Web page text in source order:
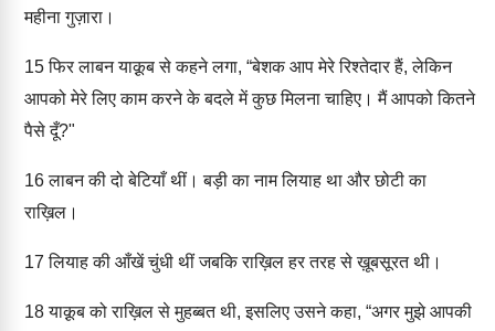
महीना गुज़ारा।
15फिर लाबन याक़ूब से कहने लगा, “बेशक आप मेरे रिश्तेदार हैं, लेकिन
आपको मेरे लिए काम करने के बदले में कुछ मिलना चाहिए। मैं आपको कितने
पैसे दूँ?"
16लाबन की दो बेटियाँ थीं। बड़ी का नाम लियाह था और छोटी का
राख़िल।
17 लियाह की आँखें चुंधी थीं जबकि राख़िल हर तरह से ख़ूबसूरत थी।
18याक़ूब को राख़िल से मुहब्बत थी, इसलिए उसने कहा, “अगर मुझे आपकी